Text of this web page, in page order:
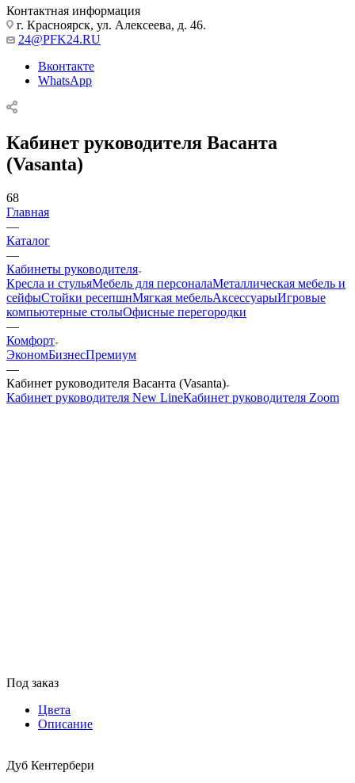
Контактная информация
г. Красноярск, ул. Алексеева, д. 46.
24@PFK24.RU
Вконтакте
WhatsApp
Кабинет руководителя Васанта
(Vasanta)
68
Главная
—
Каталог
—
Кабинеты руководителя
Кресла и стульяМебель для персоналаМеталлическая мебель и
сейфыСтойки ресепшнМягкая мебельАксессуарыИгровые
компьютерные столыОфисные перегородки
—
Комфорт
ЭкономБизнесПремиум
—
Кабинет руководителя Васанта (Vasanta)
Кабинет руководителя New LineКабинет руководителя Zoom
Под заказ
Цвета
Описание
Дуб Кентербери